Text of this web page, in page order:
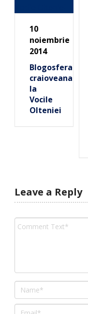
10
noiembrie
2014
Blogosfera
craioveana
la
Vocile
Olteniei
Leave a Reply